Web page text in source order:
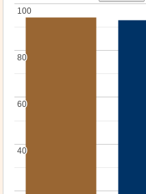
40
40
60
60
80
80
100
100